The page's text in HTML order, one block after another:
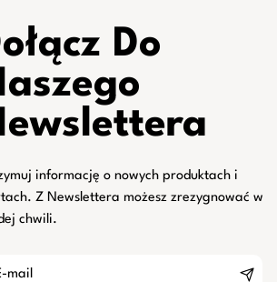
Do
informację o nowych produktach i
Z Newslettera możesz zrezygnować w
chwili.